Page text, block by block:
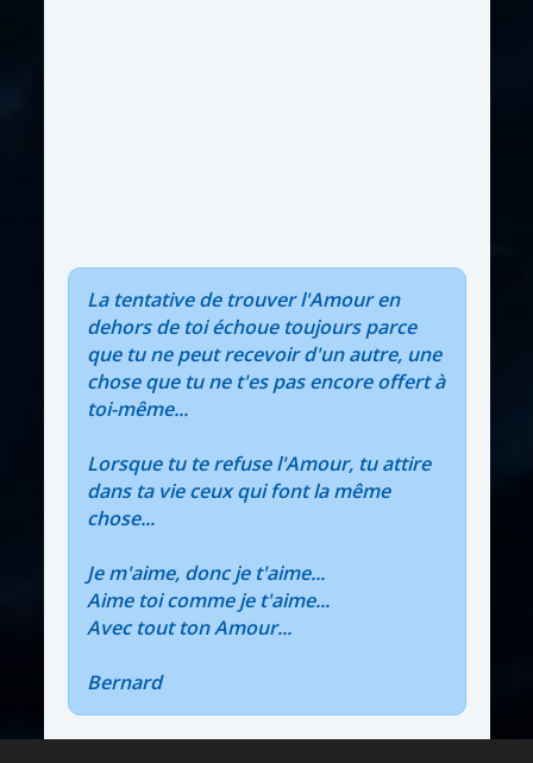
La tentative de trouver l'Amour en
dehors de toi échoue toujours parce
que tu ne peut recevoir d'un autre, une
chose que tu ne t'es pas encore offert à
toi-même...
Lorsque tu te refuse l'Amour, tu attire
dans ta vie ceux qui font la même
chose...
Je m'aime, donc je t'aime...
Aime toi comme je t'aime...
Avec tout ton Amour...
Bernard